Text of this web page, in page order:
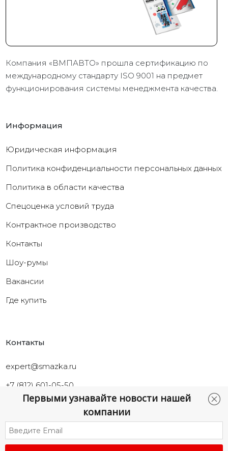
Первыми узнавайте новости нашей
компании
Компания «ВМПАВТО» прошла сертификацию по
международному стандарту ISO 9001 на предмет
функционирования системы менеджмента качества.
Информация
Юридическая информация
Политика конфиденциальности персональных данных
Политика в области качества
Cпецоценка условий труда
Контрактное производство
Контакты
Шоу-румы
Вакансии
Где купить
Контакты
expert@smazka.ru
+7 (812) 601-05-50
Санкт-Петербург,
ул.Промышленная, д.40а